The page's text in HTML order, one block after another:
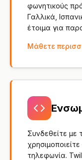
23 Κλάδοι →
φωνητικούς
Γαλλικά,
έτοιμα για
Μάθετε
Συνδεθείτε με
τηλεφωνία.